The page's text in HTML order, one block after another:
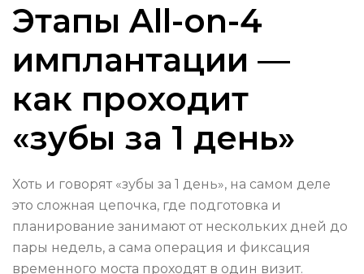
Этапы All-on-4
имплантации —
как проходит
«зубы за 1 день»
Хоть и говорят «зубы за 1 день», на самом деле
это сложная цепочка, где подготовка и
планирование занимают от нескольких дней до
пары недель, а сама операция и фиксация
временного моста проходят в один визит.